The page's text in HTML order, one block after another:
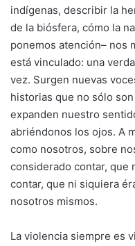
indígenas, describir la
de la biósfera, cómo la
ponemos atención– nos
está vinculado: una
vez. Surgen nuevas
historias que no sólo
expanden nuestro
abriéndonos los ojos. A
como nosotros, sobre
considerado contar, que
contar, que ni siquiera
nosotros mismos.
La violencia siempre es